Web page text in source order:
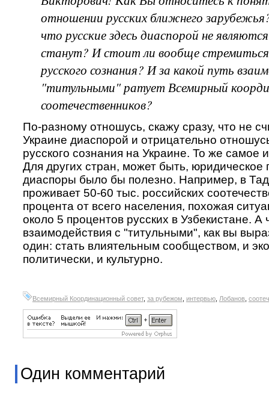
отношении русских ближнего
что русские здесь диаспорой не
станут? И стоит ли вообще
русского сознания? И за какой путь
"титульными" ратует Всемирный
соотечественников?
По-разному отношусь, скажу сразу, что не
Украине диаспорой и отрицательно
русского сознания на Украине. То же самое
Для других стран, может быть, юридическое
диаспоры было бы полезно. Например, в
проживает 50-60 тыс. российских
процента от всего населения, похожая
около 5 процентов русских в Узбекистане. А
взаимодействия с "титульными", как вы
один: стать влиятельным сообществом, и
политически, и культурно.
Всемирный Координационный совет, за рубежом интервью, Лобанов,
Один комментарий